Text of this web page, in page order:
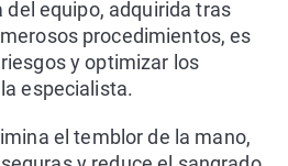
del equipo, adquirida tras
procedimientos, es
y optimizar los
especialista.
el temblor de la mano,